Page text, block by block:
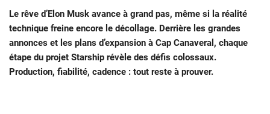
Le rêve d’Elon Musk avance à grand pas, même si la réalité
technique freine encore le décollage. Derrière les grandes
annonces et les plans d’expansion à Cap Canaveral, chaque
étape du projet Starship révèle des défis colossaux.
Production, fiabilité, cadence : tout reste à prouver.